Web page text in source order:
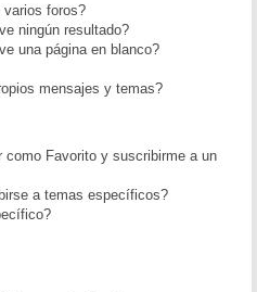
varios foros?
ningún resultado?
una página en blanco?
mensajes y temas?
como Favorito y suscribirme a un
a temas específicos?